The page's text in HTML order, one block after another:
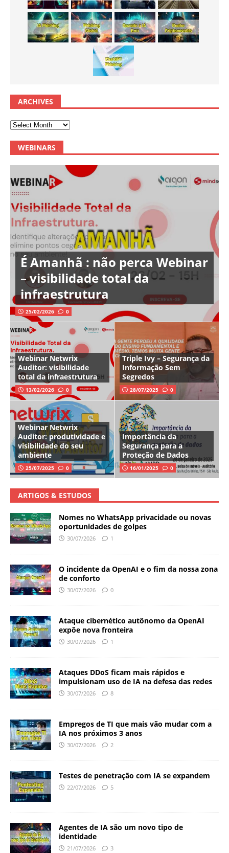
ARCHIVES
WEBINARS
É Amanhã : não perca Webinar
– visibilidade total da
infraestrutura
25/02/2026 0
Webinar Netwrix
Auditor: visibilidade
total da infraestrutura
13/02/2026 0
Triple Ivy – Segurança da
Informação Sem
Segredos
28/07/2025 0
Webinar Netwrix
Auditor: produtividade e
visibilidade do seu
ambiente
25/07/2025 0
Importância da
Segurança para a
Proteção de Dados
16/01/2025 0
ARTIGOS & ESTUDOS
Nomes no WhatsApp privacidade ou novas
oportunidades de golpes
30/07/2026 1
O incidente da OpenAI e o fim da nossa zona
de conforto
30/07/2026 0
Ataque cibernético autônomo da OpenAI
expõe nova fronteira
30/07/2026 1
Ataques DDoS ficam mais rápidos e
impulsionam uso de IA na defesa das redes
30/07/2026 8
Empregos de TI que mais vão mudar com a
IA nos próximos 3 anos
30/07/2026 2
Testes de penetração com IA se expandem
22/07/2026 5
Agentes de IA são um novo tipo de
identidade
21/07/2026 3